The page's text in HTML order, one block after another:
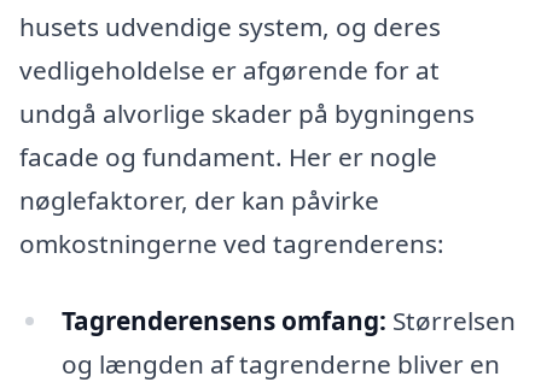
husets udvendige system, og deres
vedligeholdelse er afgørende for at
undgå alvorlige skader på bygningens
facade og fundament. Her er nogle
nøglefaktorer, der kan påvirke
omkostningerne ved tagrenderens:
Tagrenderensens omfang: Størrelsen
og længden af tagrenderne bliver en